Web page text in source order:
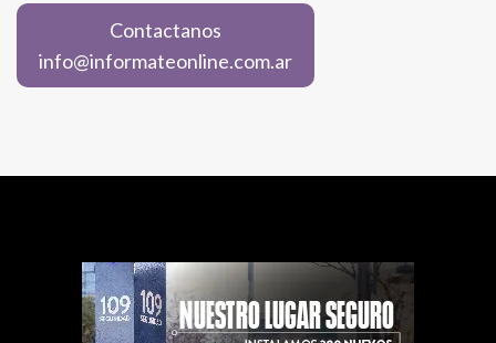
Contactanos
info@informateonline.com.ar